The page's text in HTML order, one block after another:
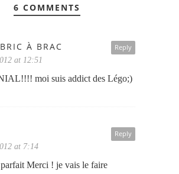
6 COMMENTS
Reply
À BRAC
at 12:51
moi suis addict des Légo;)
Reply
at 7:14
Merci ! je vais le faire